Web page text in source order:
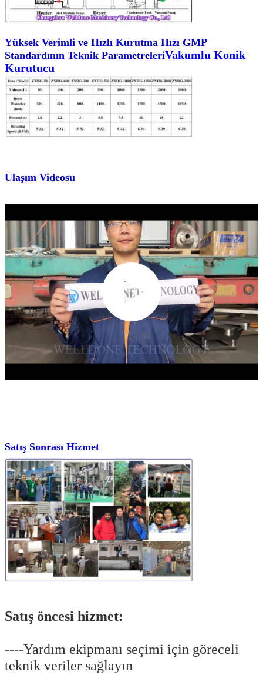
Yüksek Verimli ve Hızlı Kurutma Hızı GMP
Standardının Teknik ParametreleriVakumlu Konik
Kurutucu
Ulaşım Videosu
Satış Sonrası Hizmet
Satış öncesi hizmet:
----Yardım ekipmanı seçimi için göreceli
teknik veriler sağlayın